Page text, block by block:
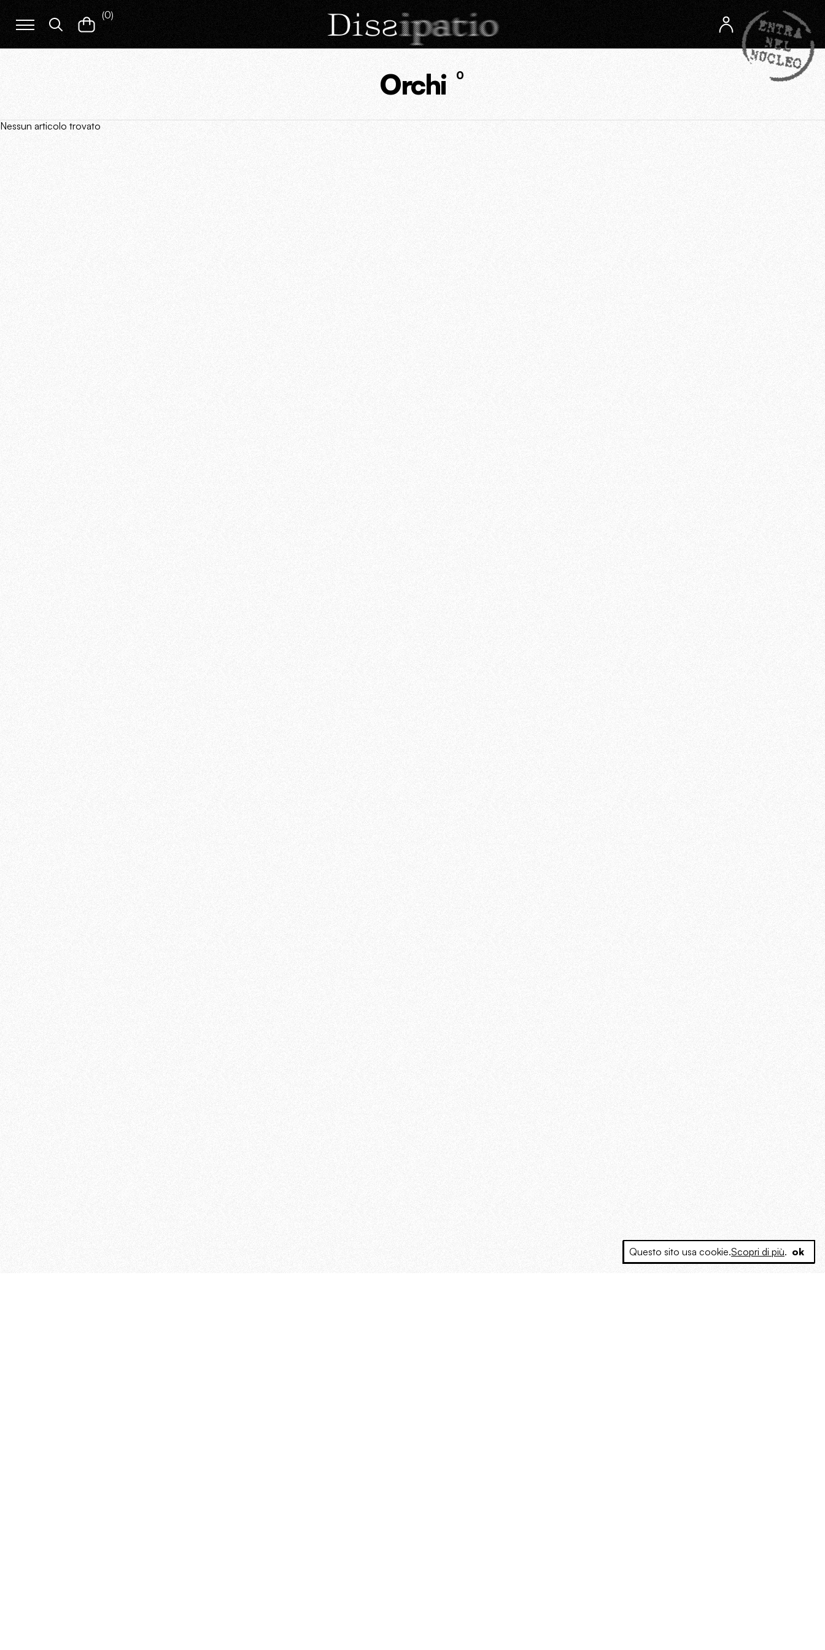
(0)
Orchi 0
Nessun articolo trovato
Questo sito usa cookie.Scopri di più. ok